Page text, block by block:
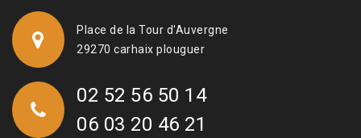
Place de la Tour d'Auvergne
29270 carhaix plouguer
02 52 56 50 14
06 03 20 46 21